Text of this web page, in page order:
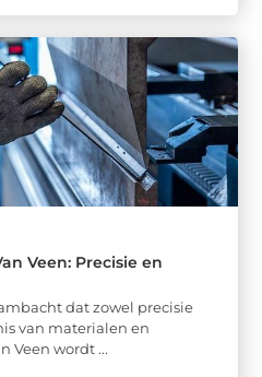
Veen: Precisie en
dat zowel precisie
van materialen en
Veen wordt ...